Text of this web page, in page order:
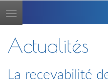
Toggle
navigation
Actualités
La recevabilité